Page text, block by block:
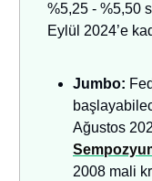
%5,25 - %5,50
Eylül 2024’e
Jumbo:
Ağustos
2008 mali